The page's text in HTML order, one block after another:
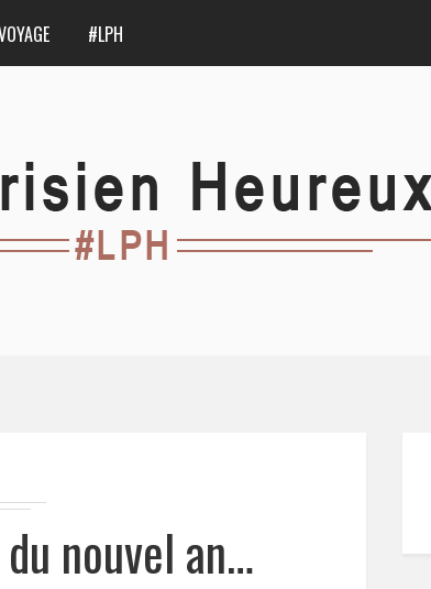
#LPH
nouvel an…